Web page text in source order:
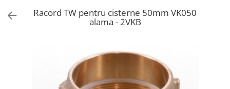
ASA
Racord TW pentru cisterne 50mm VK050
alama - 2VKB